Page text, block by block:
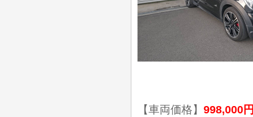
【車両価格】 998,000円